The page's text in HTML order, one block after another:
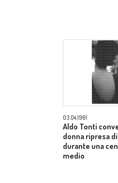
03.04.1961
Aldo Tonti
donna ripresa
durante una
medio